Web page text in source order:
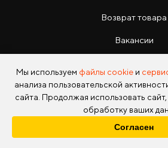
Возврат товара
Вакансии
Copyright © 2026 Photo Park Все
Мы используем файлы cookieи
анализа пользовательской
сайта. Продолжая использовать
обработку ваших
Согласен